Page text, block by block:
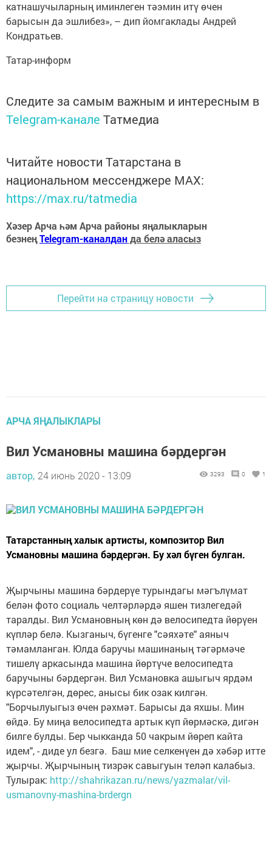
катнашучыларның иминлеген тәэмин итү өчен
барысын да эшлибез», – дип йомгаклады Андрей
Кондратьев.
Татар-информ
Следите за самым важным и интересным в
Telegram-канале Татмедиа
Читайте новости Татарстана в
национальном мессенджере MАХ:
https://max.ru/tatmedia
Хәзер Арча һәм Арча районы яңалыкларын
безнеңTelegram-каналданда белә аласыз
Перейти на страницу новости
АРЧА ЯҢАЛЫКЛАРЫ
Вил Усмановны машина бәрдергән
автор, 24 июнь 2020 - 13:09 3293 0 1
Татарстанның халык артисты, композитор Вил
Усмановны машина бәрдергән. Бу хәл бүген булган.
Җырчыны машина бәрдерүе турындагы мәгълүмат
белән фото социаль челтәрләрдә яшен тизлегедәй
таралды. Вил Усмановның көн дә велосипедта йөрүен
күпләр белә. Кызганыч, бүгенге "сәяхәте" аяныч
тәмамланган. Юлда баручы машинаның тәгәрмәче
тишелү аркасында машина йөртүче велосипедта
баручыны бәрдергән. Вил Усмановка ашыгыч ярдәм
күрсәтелгән, дөрес, анысы бик озак килгән.
"Борчылуыгыз өчен рәхмәт. Барысы да яхшы. Мин
өйдә. Бу миңа велосипедта артык күп йөрмәскә, дигән
билге булды. Бер чыкканда 50 чакрым йөреп кайта
идем", - диде ул безгә. Баш мие селкенүен дә хәбәр итте
җырчы. Җырчының тизрәк савыгуын теләп калабыз.
Тулырак: http://shahrikazan.ru/news/yazmalar/vil-
usmanovny-mashina-brdergn